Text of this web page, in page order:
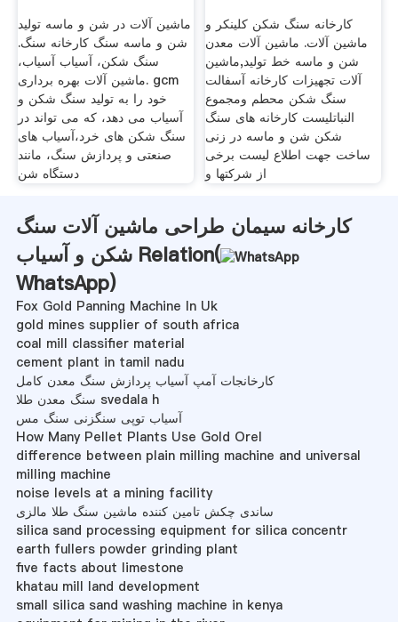
ماشین آلات در شن و ماسه تولید
شن و ماسه سنگ کارخانه سنگ.
سنگ شکن، آسیاب آسیاب،
ماشین آلات بهره برداری. gcm
خود را به تولید سنگ شکن و
آسیاب می دهد، که می تواند در
سنگ شکن های خرد،آسیاب های
صنعتی و پردازش سنگ، مانند
دستگاه شن
کارخانه سنگ شکن کلینکر و
ماشین آلات. ماشین آلات معدن
شن و ماسه خط تولید,ماشین
آلات تجهیزات کارخانه آسفالت
سنگ شکن محطم ومجموع
النباتلیست کارخانه های سنگ
شکن شن و ماسه در زنی
ساخت جهت اطلاع لیست برخی
از شرکتها و
کارخانه سیمان طراحی ماشین آلات سنگ
شکن و آسیاب Relation(
WhatsApp)
Fox Gold Panning Machine In Uk
gold mines supplier of south africa
coal mill classifier material
cement plant in tamil nadu
کارخانجات آمپ آسیاب پردازش سنگ معدن کامل
سنگ معدن طلا svedala h
آسیاب توپی سنگزنی سنگ مس
How Many Pellet Plants Use Gold Orel
difference between plain milling machine and universal
milling machine
noise levels at a mining facility
ساندی چکش تامین کننده ماشین سنگ طلا مالزی
silica sand processing equipment for silica concentr
earth fullers powder grinding plant
five facts about limestone
khatau mill land development
small silica sand washing machine in kenya